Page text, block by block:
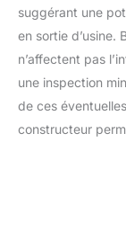
suggérant une
en sortie d’usine.
n’affectent pas
une inspection
de ces
constructeur